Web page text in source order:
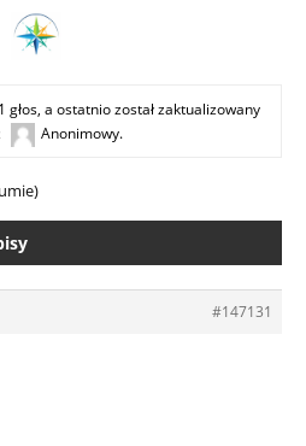
a ostatnio został zaktualizowany
Anonimowy.
#147131